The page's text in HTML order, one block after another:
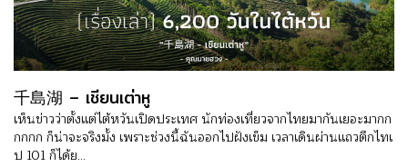
千島湖 – เชียนเต่าหู
เห็นข่าวว่าตั้งแต่ไต้หวันเปิดประเทศ นักท่องเที่ยวจากไทยมากันเยอะมากก
กกกก ก็น่าจะจริงมั้ง เพราะช่วงนี้ฉันออกไปฝังเข็ม เวลาเดินผ่านแถวตึกไทเ
ป 101 ก็ได้ย...